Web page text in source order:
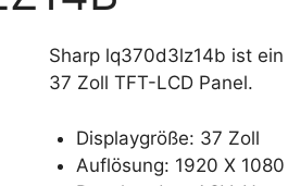
Sharp lq370d3lz14b ist
37 Zoll TFT-LCD Panel.
Displaygröße: 37 Zoll
Auflösung: 1920 X 1080